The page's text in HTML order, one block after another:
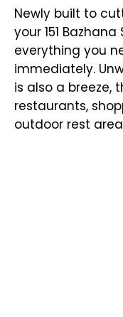
Newly built to
your 151
everything you
immediately.
is also a breeze,
restaurants,
outdoor rest